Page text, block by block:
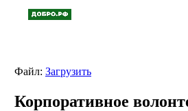
Файл: Загрузить
Корпоративное